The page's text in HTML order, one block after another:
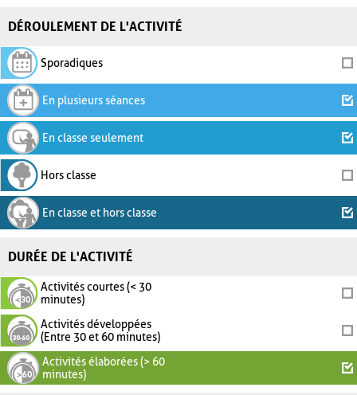
DÉROULEMENT DE L'ACTIVITÉ
Sporadiques
En plusieurs séances
En classe seulement
Hors classe
En classe et hors classe
DURÉE DE L'ACTIVITÉ
Activités courtes (< 30
minutes)
Activités développées
(Entre 30 et 60 minutes)
Activités élaborées (> 60
minutes)